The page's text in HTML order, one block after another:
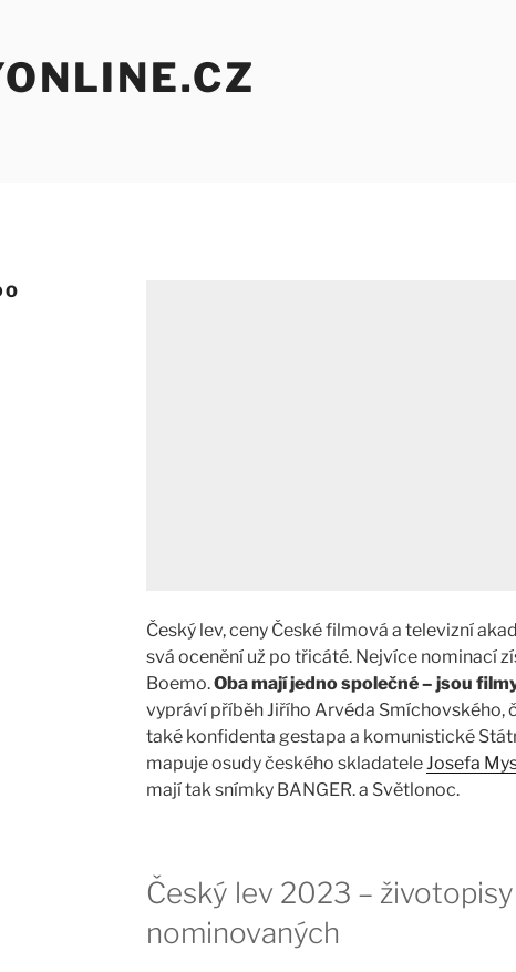
Český lev, ceny České filmová a televizní
svá ocenění už po třicáté. Nejvíce nominací
Boemo.Oba mají jedno společné – jsou
vypráví příběh Jiřího Arvéda Smíchovského,
také konfidenta gestapa a komunistické
mapuje osudy českého skladateleJosefa
mají tak snímky BANGER. a Světlonoc.
Český lev 2023 –
nominovaných